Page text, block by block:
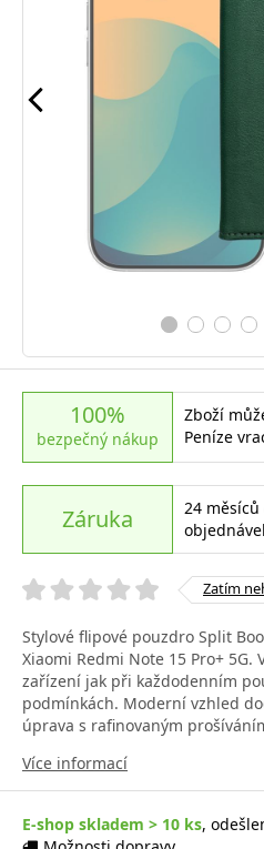
100%
bezpečný nákup
Zboží
Peníze
Záruka
24
Zatím
Stylové flipové pouzdro Split
Xiaomi Redmi Note 15 Pro+
zařízení jak při každodenním
podmínkách. Moderní vzhled
úprava s rafinovaným
Více informací
E-shop skladem > 10 ks,